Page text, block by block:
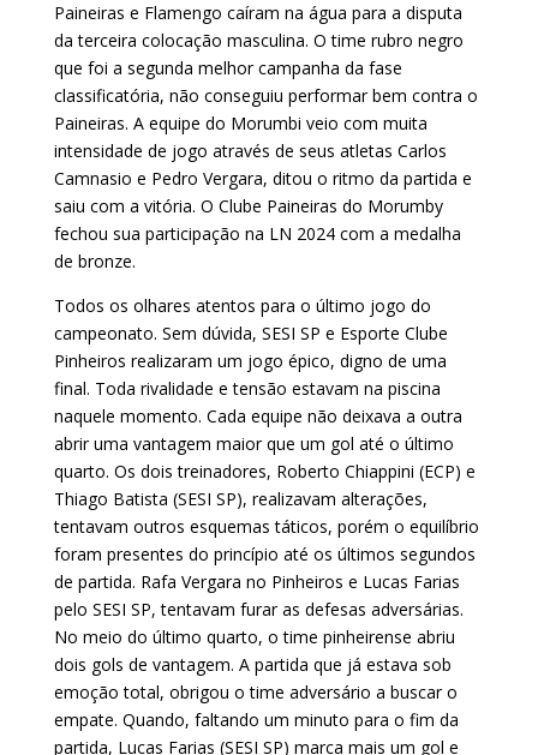
Paineiras e Flamengo caíram na água para a disputa
da terceira colocação masculina. O time rubro negro
que foi a segunda melhor campanha da fase
classificatória, não conseguiu performar bem contra o
Paineiras. A equipe do Morumbi veio com muita
intensidade de jogo através de seus atletas Carlos
Camnasio e Pedro Vergara, ditou o ritmo da partida e
saiu com a vitória. O Clube Paineiras do Morumby
fechou sua participação na LN 2024 com a medalha
de bronze.
Todos os olhares atentos para o último jogo do
campeonato. Sem dúvida, SESI SP e Esporte Clube
Pinheiros realizaram um jogo épico, digno de uma
final. Toda rivalidade e tensão estavam na piscina
naquele momento. Cada equipe não deixava a outra
abrir uma vantagem maior que um gol até o último
quarto. Os dois treinadores, Roberto Chiappini (ECP) e
Thiago Batista (SESI SP), realizavam alterações,
tentavam outros esquemas táticos, porém o equilíbrio
foram presentes do princípio até os últimos segundos
de partida. Rafa Vergara no Pinheiros e Lucas Farias
pelo SESI SP, tentavam furar as defesas adversárias.
No meio do último quarto, o time pinheirense abriu
dois gols de vantagem. A partida que já estava sob
emoção total, obrigou o time adversário a buscar o
empate. Quando, faltando um minuto para o fim da
partida, Lucas Farias (SESI SP) marca mais um gol e